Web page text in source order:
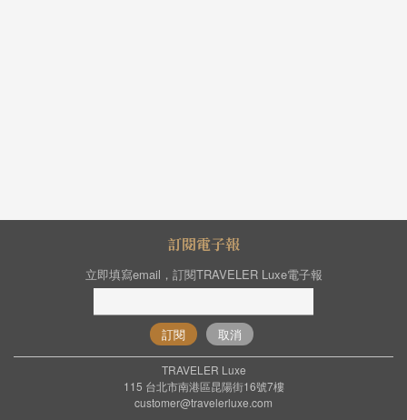
訂閱電子報
立即填寫email，訂閱TRAVELER Luxe電子報
訂閱 取消
TRAVELER Luxe
115 台北市南港區昆陽街16號7樓
customer@travelerluxe.com